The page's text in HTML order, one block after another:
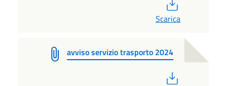
Scarica
avviso servizio trasporto 2024